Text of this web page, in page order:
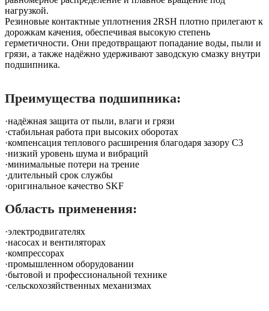
нагрузкой.
Резиновые контактные уплотнения 2RSH плотно прилегают к
дорожкам качения, обеспечивая высокую степень
герметичности. Они предотвращают попадание воды, пыли и
грязи, а также надёжно удерживают заводскую смазку внутри
подшипника.
Преимущества подшипника:
·надёжная защита от пыли, влаги и грязи
·стабильная работа при высоких оборотах
·компенсация теплового расширения благодаря зазору C3
·низкий уровень шума и вибраций
·минимальные потери на трение
·длительный срок службы
·оригинальное качество SKF
Область применения:
·электродвигателях
·насосах и вентиляторах
·компрессорах
·промышленном оборудовании
·бытовой и профессиональной технике
·сельскохозяйственных механизмах